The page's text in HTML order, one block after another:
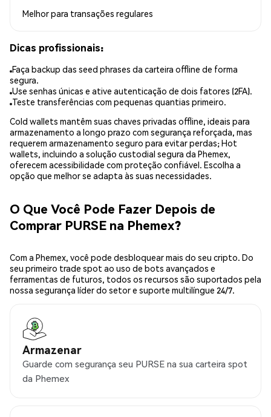
Melhor para transações regulares
Dicas profissionais:
Faça backup das seed phrases da carteira offline de forma
segura.
Use senhas únicas e ative autenticação de dois fatores (2FA).
Teste transferências com pequenas quantias primeiro.
Cold wallets mantêm suas chaves privadas offline, ideais para
armazenamento a longo prazo com segurança reforçada, mas
requerem armazenamento seguro para evitar perdas; Hot
wallets, incluindo a solução custodial segura da Phemex,
oferecem acessibilidade com proteção confiável. Escolha a
opção que melhor se adapta às suas necessidades.
O Que Você Pode Fazer Depois de
Comprar PURSE na Phemex?
Com a Phemex, você pode desbloquear mais do seu cripto. Do
seu primeiro trade spot ao uso de bots avançados e
ferramentas de futuros, todos os recursos são suportados pela
nossa segurança líder do setor e suporte multilíngue 24/7.
Armazenar
Guarde com segurança seu PURSE na sua carteira spot
da Phemex